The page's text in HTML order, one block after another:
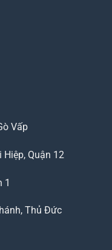
Vấp
Quận 12
1
Thủ Đức